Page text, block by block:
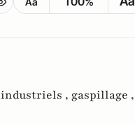
industriels , gaspillage ,